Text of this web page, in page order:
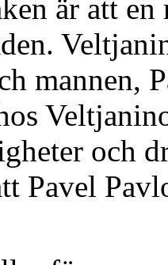
är att
mannen,
och
Pavel